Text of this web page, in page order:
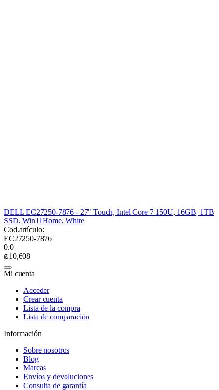
DELL EC27250-7876 - 27" Touch, Intel Core 7 150U, 16GB, 1TB
SSD, Win11Home, White
Cod.artículo:
EC27250-7876
0.0
₪10,608
Mi cuenta
Acceder
Crear cuenta
Lista de la compra
Lista de comparación
Información
Sobre nosotros
Blog
Marcas
Envíos y devoluciones
Consulta de garantía